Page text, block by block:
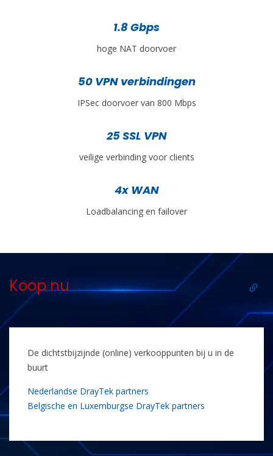
1.8 Gbps
hoge NAT doorvoer
50 VPN verbindingen
IPSec doorvoer van 800 Mbps
25 SSL VPN
veilige verbinding voor clients
4x WAN
Loadbalancing en failover
Koop nu
De dichtstbijzijnde (online) verkooppunten bij u in de
buurt
Nederlandse DrayTek partners
Belgische en Luxemburgse DrayTek partners